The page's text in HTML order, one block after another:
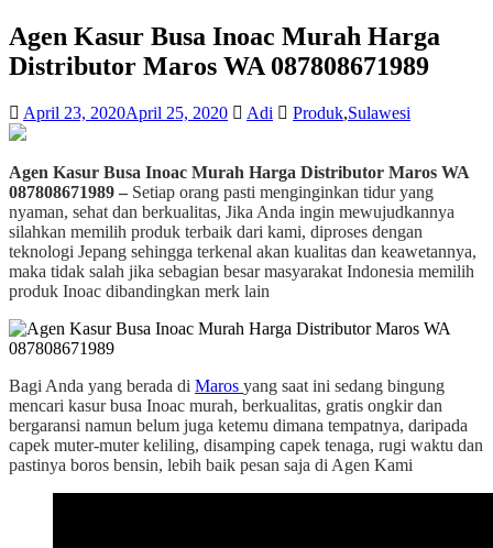
Agen Kasur Busa Inoac Murah Harga
Distributor Maros WA 087808671989
April 23, 2020April 25, 2020 Adi Produk,Sulawesi
Agen Kasur Busa Inoac Murah Harga Distributor Maros WA
087808671989 – Setiap orang pasti menginginkan tidur yang
nyaman, sehat dan berkualitas, Jika Anda ingin mewujudkannya
silahkan memilih produk terbaik dari kami, diproses dengan
teknologi Jepang sehingga terkenal akan kualitas dan keawetannya,
maka tidak salah jika sebagian besar masyarakat Indonesia memilih
produk Inoac dibandingkan merk lain
Bagi Anda yang berada di Maros yang saat ini sedang bingung
mencari kasur busa Inoac murah, berkualitas, gratis ongkir dan
bergaransi namun belum juga ketemu dimana tempatnya, daripada
capek muter-muter keliling, disamping capek tenaga, rugi waktu dan
pastinya boros bensin, lebih baik pesan saja di Agen Kami